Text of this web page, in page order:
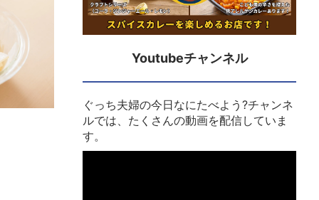
Youtubeチャンネル
ぐっち夫婦の今日なにたべよう?チャンネ
ルでは、たくさんの動画を配信していま
す。